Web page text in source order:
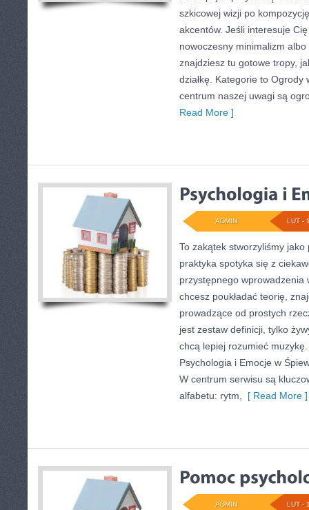
szkicowej wizji po
akcentów. Jeśli interesuje
nowoczesny minimalizm
znajdziesz tu gotowe tropy,
działkę. Kategorie to
centrum naszej uwagi są
Read More ]
LUT -
ADMIN
To zakątek stworzyliśmy
praktyka spotyka się z
przystępnego wprowadzenia
chcesz poukładać teorię,
prowadzące od prostych
jest zestaw definicji, tylko
chcą lepiej rozumieć
Psychologia i Emocje w
W centrum serwisu są
alfabetu: rytm,
[ Read More ]
LUT -
ADMIN